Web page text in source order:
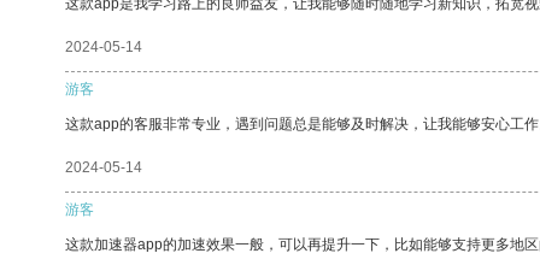
这款app是我学习路上的良师益友，让我能够随时随地学习新知识，拓宽视
2024-05-14
游客
这款app的客服非常专业，遇到问题总是能够及时解决，让我能够安心工作
2024-05-14
游客
这款加速器app的加速效果一般，可以再提升一下，比如能够支持更多地区